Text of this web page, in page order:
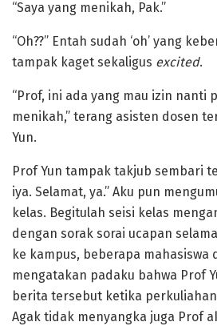
“Saya yang menikah, Pak.”
“Oh??” Entah sudah ‘oh’ yang
tampak kaget sekaligus excited.
“Prof, ini ada yang mau izin nanti
menikah,” terang asisten dosen
Yun.
Prof Yun tampak takjub sembari
iya. Selamat, ya.” Aku pun
kelas. Begitulah seisi kelas
dengan sorak sorai ucapan
ke kampus, beberapa mahasiswa
mengatakan padaku bahwa Prof
berita tersebut ketika
Agak tidak menyangka juga Prof